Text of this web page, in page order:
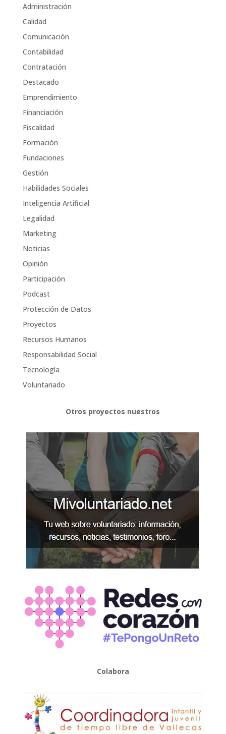
Administración
Calidad
Comunicación
Contabilidad
Contratación
Destacado
Emprendimiento
Financiación
Fiscalidad
Formación
Fundaciones
Gestión
Habilidades Sociales
Inteligencia Artificial
Legalidad
Marketing
Noticias
Opinión
Participación
Podcast
Protección de Datos
Proyectos
Recursos Humanos
Responsabilidad Social
Tecnología
Voluntariado
Otros proyectos nuestros
Colabora